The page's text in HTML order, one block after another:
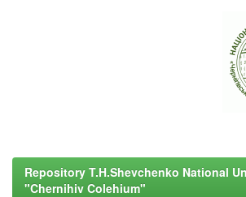
Repository T.H.Shevchenko National
"Chernihiv Colehium"